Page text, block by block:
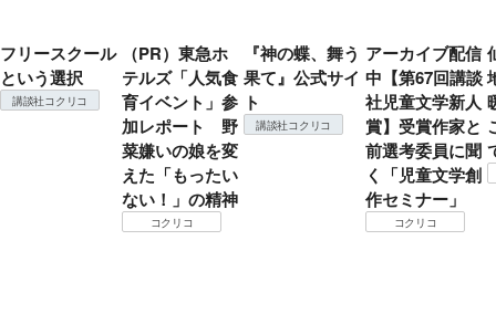
フリースクール
という選択
講談社コクリコ
（PR）東急ホ
テルズ「人気食
育イベント」参
加レポート 野
菜嫌いの娘を変
えた「もったい
ない！」の精神
コクリコ
『神の蝶、舞う
果て』公式サイ
ト
講談社コクリコ
アーカイブ配信
中【第67回講談
社児童文学新人
賞】受賞作家と
前選考委員に聞
く「児童文学創
作セミナー」
コクリコ